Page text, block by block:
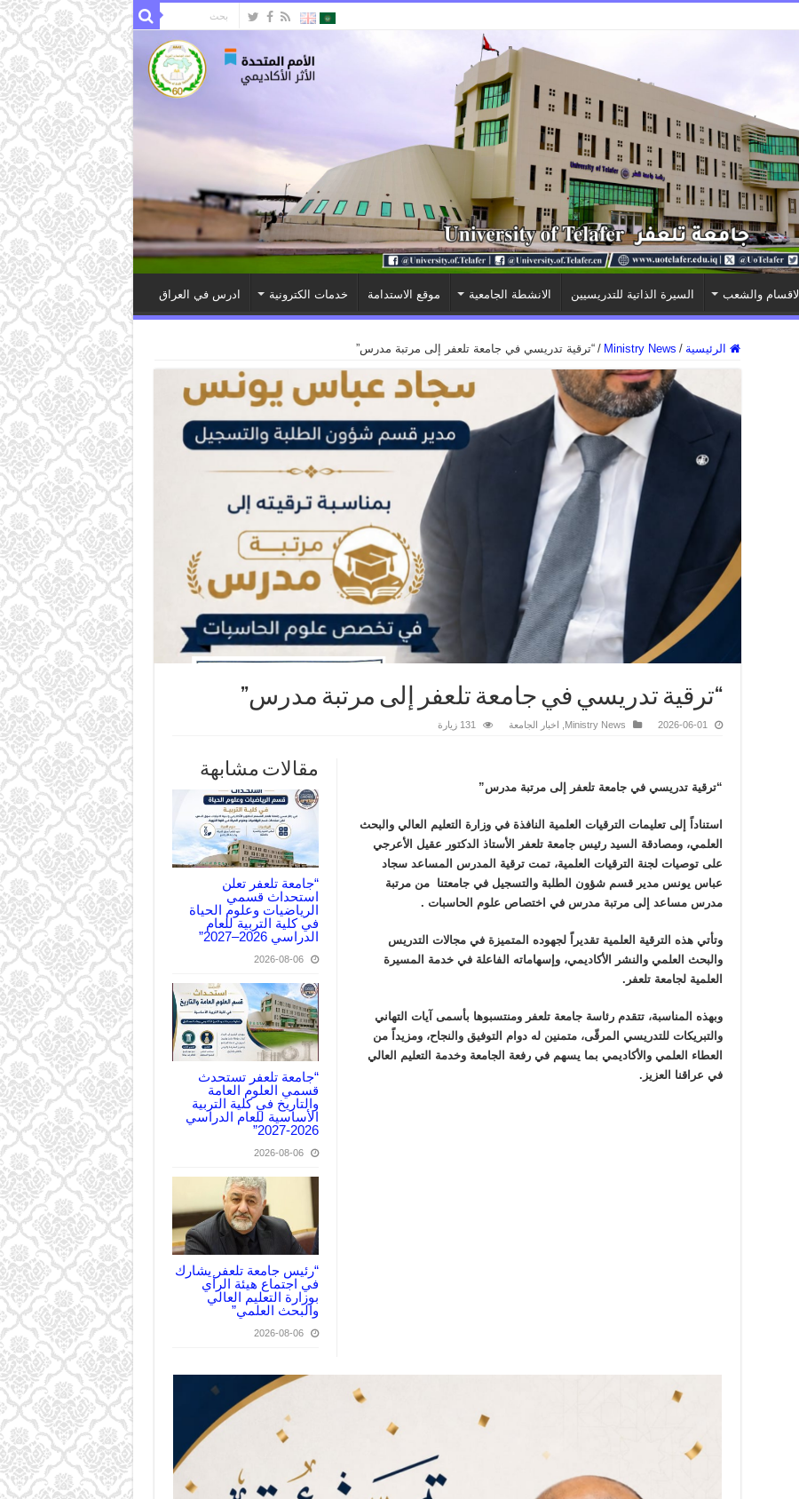
الاقسام والشعب السيرة الذاتية للتدريسيين الانشطة الجامعية موقع الاستدامة خدمات الكترونية ادرس في العراق
الرئيسية /
Ministry News
/ “ترقية تدريسي في جامعة تلعفر إلى مرتبة مدرس”
“ترقية تدريسي في جامعة تلعفر إلى مرتبة مدرس”
2026-06-01
Ministry News اخبار الجامعة 131 زيارة
مقالات مشابهة
“جامعة تلعفر تعلن
استحداث قسمي
الرياضيات وعلوم الحياة
في كلية التربية للعام
الدراسي 2026–2027”
2026-08-06
“جامعة تلعفر تستحدث
قسمي العلوم العامة
والتاريخ في كلية التربية
الأساسية للعام الدراسي
2026-2027”
2026-08-06
“رئيس جامعة تلعفر يشارك
في اجتماع هيئة الرأي
بوزارة التعليم العالي
والبحث العلمي”
2026-08-06
“ترقية تدريسي في جامعة تلعفر إلى مرتبة مدرس”
استناداً إلى تعليمات الترقيات العلمية النافذة في وزارة التعليم العالي والبحث
العلمي، ومصادقة السيد رئيس جامعة تلعفر الأستاذ الدكتور عقيل الأعرجي
على توصيات لجنة الترقيات العلمية، تمت ترقية المدرس المساعد سجاد
عباس يونس مدير قسم شؤون الطلبة والتسجيل في جامعتنا
من مرتبة
مدرس مساعد إلى مرتبة مدرس في اختصاص علوم الحاسبات .
وتأتي هذه الترقية العلمية تقديراً لجهوده المتميزة في مجالات التدريس
والبحث العلمي والنشر الأكاديمي، وإسهاماته الفاعلة في خدمة المسيرة
العلمية لجامعة تلعفر .
وبهذه المناسبة، تتقدم رئاسة جامعة تلعفر ومنتسبوها بأسمى آيات التهاني
والتبريكات للتدريسي المرقّى، متمنين له دوام التوفيق والنجاح، ومزيداً من
العطاء العلمي والأكاديمي بما يسهم في رفعة الجامعة وخدمة التعليم العالي
في عراقنا العزيز .